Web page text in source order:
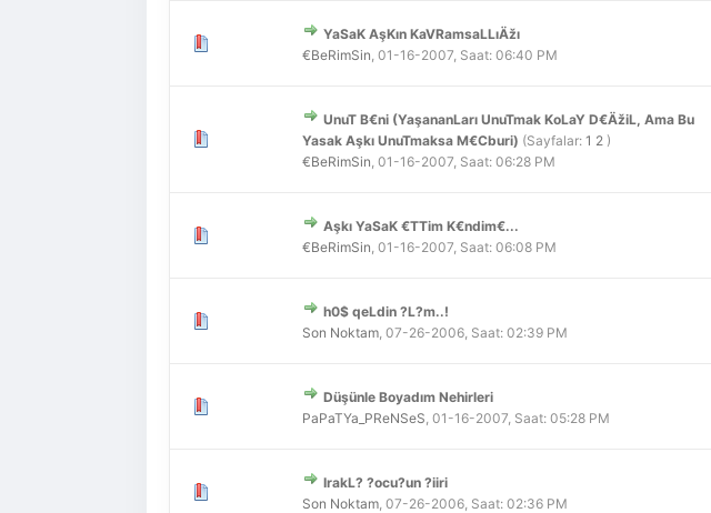
YaSaK AşKın KaVRamsaLLıÄžı
€BeRimSin, 01-16-2007, Saat: 06:40 PM
Derecelendirme: 0/5 - 0 oy
12345
UnuT B€ni (YaşananLarı UnuTmak KoLaY D€ÄžiL, Ama Bu
Yasak Aşkı UnuTmaksa M€Cburi) (Sayfalar: 1 2 )
€BeRimSin, 01-16-2007, Saat: 06:28 PM
Derecelendirme: 0/5 - 0 oy
12345
Aşkı YaSaK €TTim K€ndim€...
€BeRimSin, 01-16-2007, Saat: 06:08 PM
Derecelendirme: 0/5 - 0 oy
12345
h0$ qeLdin ?L?m..!
Son Noktam, 07-26-2006, Saat: 02:39 PM
Derecelendirme: 0/5 - 0 oy
12
Düşünle Boyadım Nehirleri
PaPaTYa_PReNSeS, 01-16-2007, Saat: 05:28 PM
Derecelendirme: 0/5 - 0 oy
1 2345
IrakL? ?ocu?un ?iiri
Son Noktam, 07-26-2006, Saat: 02:36 PM
Derecelendirme: 0/5 - 0 oy
12